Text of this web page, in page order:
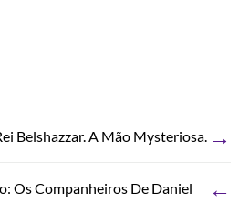
Belshazzar. A Mão Mysteriosa. →
Os Companheiros De Daniel
←